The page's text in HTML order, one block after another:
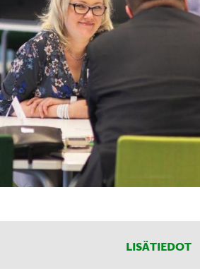
LISÄTIEDOT